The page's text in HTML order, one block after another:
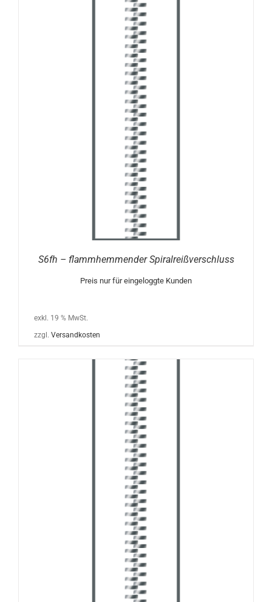
S6fh – flammhemmender Spiralreißverschluss
Preis nur für eingeloggte Kunden
exkl. 19 % MwSt.
zzgl. Versandkosten